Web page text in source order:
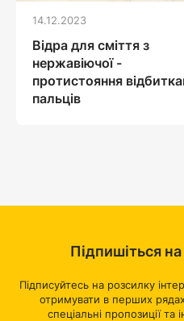
14.12.2023
Відра для сміття з
нержавіючої -
протистояння
пальців
Підпишіться
Підписуйтесь на розсилку
отримувати в перших
спеціальні пропозиції